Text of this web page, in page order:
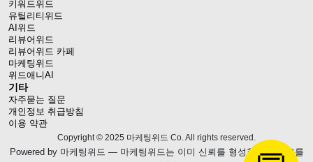
키워드위드
유틸리티위드
AI위드
리뷰어위드
리뷰어위드 카페
마케팅위드
위드애니AI
기타
자주묻는 질문
개인정보 취급방침
이용 약관
Copyright © 2025 마케팅위드 Co. All rights reserved.
Powered by 마케팅위드 — 마케팅위드는 이미 신뢰를 형성한 웹블로그를